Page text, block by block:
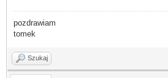
pozdrawiam
tomek
Szukaj